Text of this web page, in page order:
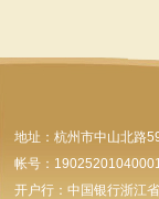
地址：杭州市中山北路
帐号：
开户行：中国银行浙江